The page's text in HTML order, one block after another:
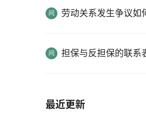
劳动关系发生争议如
担保与反担保的联系
最近更新